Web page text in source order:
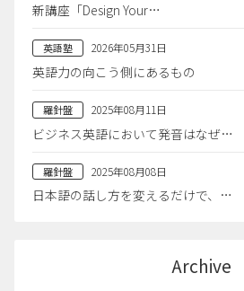
新講座「Design Your…
英語塾 2026年05月31日
英語力の向こう側にあるもの
羅針盤 2025年08月11日
ビジネス英語において発音はなぜ…
羅針盤 2025年08月08日
日本語の話し方を変えるだけで、…
Archive